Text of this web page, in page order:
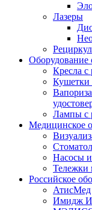
Лазеры
Оборудование
Кресла с
Кушетки
Лампы с
Медицинское
Насосы
Тележки
Российское
АтисМед
Имидж